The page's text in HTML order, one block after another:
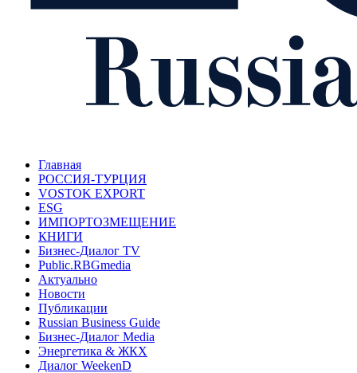
Главная
РОССИЯ-ТУРЦИЯ
VOSTOK EXPORT
ESG
ИМПОРТОЗМЕЩЕНИЕ
КНИГИ
Бизнес-Диалог TV
Public.RBGmedia
Актуально
Новости
Публикации
Russian Business Guide
Бизнес-Диалог Media
Энергетика & ЖКХ
Диалог WeekenD